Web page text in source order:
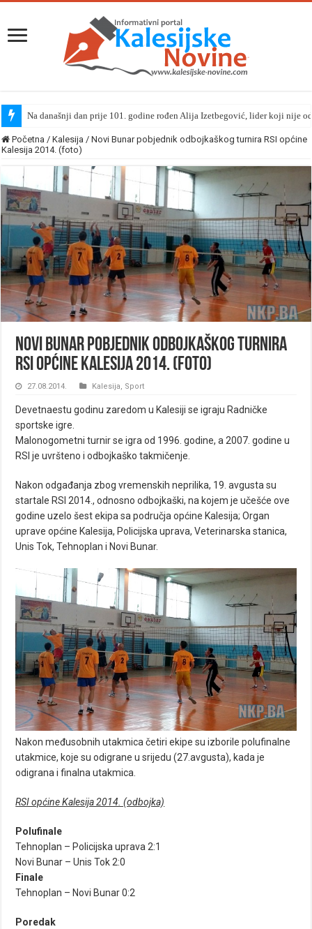
Na današnji dan prije 101. godine rođen Alija Izetbegović, lider koji nije
Početna / Kalesija / Novi Bunar pobjednik odbojkaškog turnira RSI općine
Kalesija 2014. (foto)
Novi Bunar pobjednik odbojkaškog turnira
RSI općine Kalesija 2014. (foto)
27.08.2014. Kalesija, Sport
Devetnaestu godinu zaredom u Kalesiji se igraju Radničke
sportske igre.
Malonogometni turnir se igra od 1996. godine, a 2007. godine u
RSI je uvršteno i odbojkaško takmičenje.
Nakon odgađanja zbog vremenskih neprilika, 19. avgusta su
startale RSI 2014., odnosno odbojkaški, na kojem je učešće ove
godine uzelo šest ekipa sa područja općine Kalesija; Organ
uprave općine Kalesija, Policijska uprava, Veterinarska stanica,
Unis Tok, Tehnoplan i Novi Bunar.
Nakon međusobnih utakmica četiri ekipe su izborile polufinalne
utakmice, koje su odigrane u srijedu (27.avgusta), kada je
odigrana i finalna utakmica.
RSI općine Kalesija 2014. (odbojka)
Polufinale
Tehnoplan – Policijska uprava 2:1
Novi Bunar – Unis Tok 2:0
Finale
Tehnoplan – Novi Bunar 0:2
Poredak